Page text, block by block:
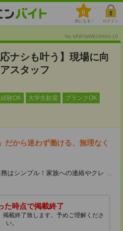
0
気になる！ ログイン
No.MNPWW829666-10
ナシも叶う】現場に向
スタッフ
験OK 大学生歓迎 ブランクOK
だから迷わず働ける、無理なく
はシンプル！家族への連絡やクレ ...
た時点で掲載終了
載終了致します。予めご理解くださ
い。